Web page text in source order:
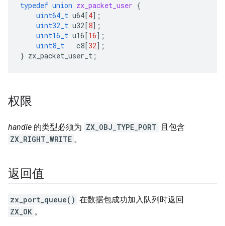
typedef union zx_packet_user {
uint64_t u64[4];
uint32_t u32[8];
uint16_t u16[16];
uint8_t
c8[32];
} zx_packet_user_t ;
权限
handle 的类型必须为 ZX_OBJ_TYPE_PORT
且包含
ZX_RIGHT_WRITE 。
返回值
zx_port_queue() 在数据包成功加入队列时返回
ZX_OK 。